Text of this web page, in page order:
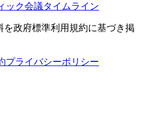
ック会議タイムライン
政府標準利用規約に基づき掲
プライバシーポリシー